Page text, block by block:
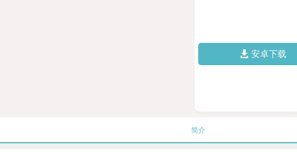
安卓下载
简介